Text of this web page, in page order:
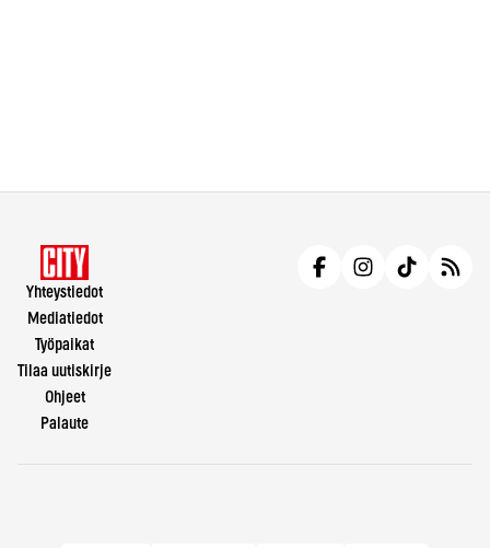
Yhteystiedot
Mediatiedot
Työpaikat
Tilaa uutiskirje
Ohjeet
Palaute